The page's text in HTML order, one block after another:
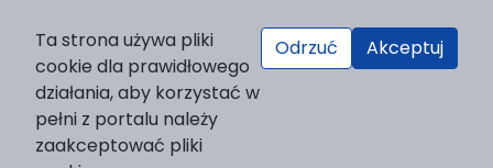
Platform & Workflow by OJS/PKP
Ta strona używa pliki
cookie dla prawidłowego
działania, aby korzystać w
pełni z portalu należy
zaakceptować pliki
Odrzuć Akceptuj